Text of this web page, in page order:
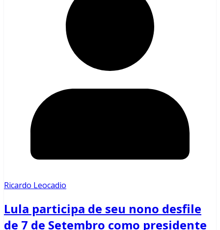
Ricardo Leocadio
Lula participa de seu nono desfile
de 7 de Setembro como presidente